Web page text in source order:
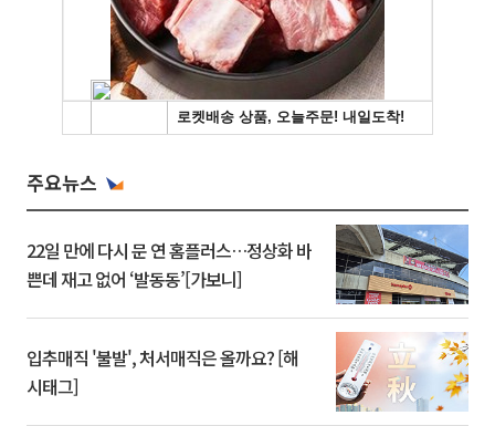
주요뉴스
22일 만에 다시 문 연 홈플러스…정상화 바
쁜데 재고 없어 ‘발동동’[가보니]
입추매직 '불발', 처서매직은 올까요? [해
시태그]